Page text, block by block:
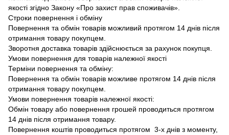
якості згідно Закону «Про захист прав споживачів».
Строки повернення і обміну
Повернення та обмін товарів можливий протягом 14 днів після
отримання товару покупцем.
Зворотня доставка товарів здійснюється за рахунок покупця.
Умови повернення для товарів належної якості
Терміни повернення та обміну:
Повернення та обмін товарів можливе протягом 14 днів після
отримання товару покупцем.
Умови повернення товарів належної якості:
Обмін товару або повернення грошей проводиться протягом
14 днів після отримання товару.
Повернення коштів проводиться протягом 3-х днів з моменту,